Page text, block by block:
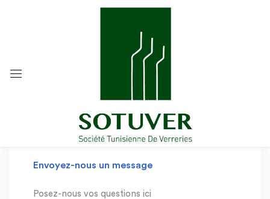
Envoyez-nous un message
Posez-nous vos questions ici